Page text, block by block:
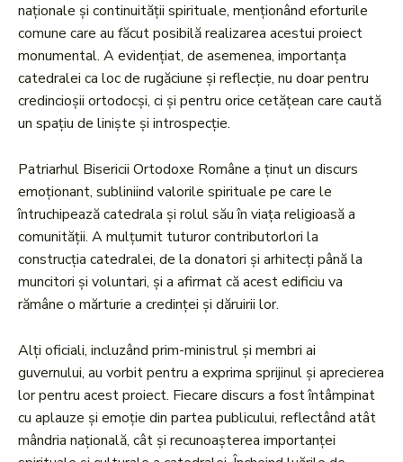
naționale și continuității spirituale, menționând eforturile
comune care au făcut posibilă realizarea acestui proiect
monumental. A evidențiat, de asemenea, importanța
catedralei ca loc de rugăciune și reflecție, nu doar pentru
credincioșii ortodocși, ci și pentru orice cetățean care caută
un spațiu de liniște și introspecție.
Patriarhul Bisericii Ortodoxe Române a ținut un discurs
emoționant, subliniind valorile spirituale pe care le
întruchipează catedrala și rolul său în viața religioasă a
comunității. A mulțumit tuturor contributorlori la
construcția catedralei, de la donatori și arhitecți până la
muncitori și voluntari, și a afirmat că acest edificiu va
rămâne o mărturie a credinței și dăruirii lor.
Alți oficiali, incluzând prim-ministrul și membri ai
guvernului, au vorbit pentru a exprima sprijinul și aprecierea
lor pentru acest proiect. Fiecare discurs a fost întâmpinat
cu aplauze și emoție din partea publicului, reflectând atât
mândria națională, cât și recunoașterea importanței